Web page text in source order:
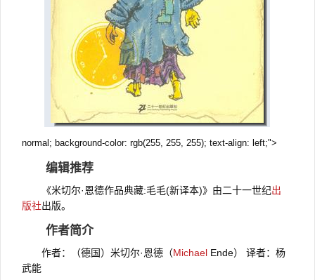
normal; background-color: rgb(255, 255, 255); text-align: left;">
编辑推荐
《米切尔·恩德作品典藏:毛毛(新译本)》由二十一世纪出
版社出版。
作者简介
作者：（德国）米切尔·恩德（Michael Ende） 译者：杨
武能